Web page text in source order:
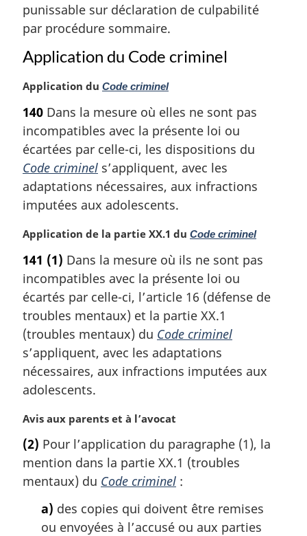
g
i
a
e
:
punissable sur déclaration de culpabilité
par procédure sommaire.
Application du Code criminel
N
t
e
m
a
r
g
i
a
e
:
Application du Code criminel
140 Dans la mesure où elles ne sont pas
incompatibles avec la présente loi ou
écartées par celle-ci, les dispositions du
Code criminel s’appliquent, avec les
adaptations nécessaires, aux infractions
imputées aux adolescents.
N
t
e
m
a
r
g
i
n
a
e
Application de la partie XX.1 du Code criminel
141 (1) Dans la mesure où ils ne sont pas
incompatibles avec la présente loi ou
écartés par celle-ci, l’article 16 (défense de
troubles mentaux) et la partie XX.1
(troubles mentaux) du Code criminel
s’appliquent, avec les adaptations
nécessaires, aux infractions imputées aux
adolescents.
N
t
e
m
Avis aux parents et à l’avocat
(2) Pour l’application du paragraphe (1), la
mention dans la partie XX.1 (troubles
mentaux) du Code criminel :
a) des copies qui doivent être remises
ou envoyées à l’accusé ou aux parties